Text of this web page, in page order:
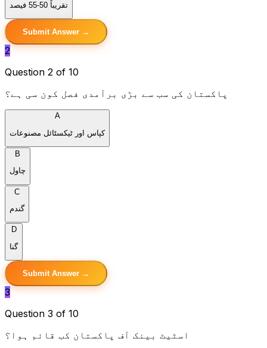
تقریباً 50-55 فیصد
Submit Answer →
2
Question 2 of 10
پاکستان کی سب سے بڑی برآمدی فصل کون سی ہے؟
A
کپاس اور ٹیکسٹائل مصنوعات
B
چاول
C
گندم
D
گنا
Submit Answer →
3
Question 3 of 10
اسٹیٹ بینک آف پاکستان کب قائم ہوا؟